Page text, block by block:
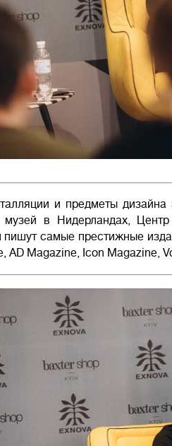
и предметы
музей в Нидерландах,
самые престижные
AD Magazine, Icon Magazine,